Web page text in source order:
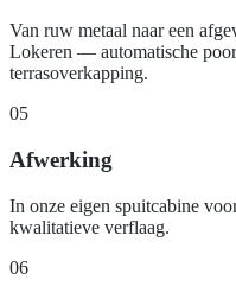
Van ruw metaal naar een
Lokeren — automatische
terrasoverkapping.
05
Afwerking
In onze eigen spuitcabine
kwalitatieve verflaag.
06